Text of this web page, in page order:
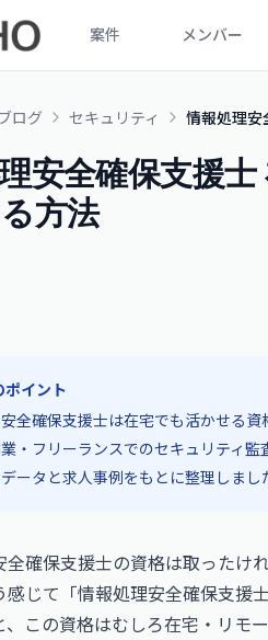
案件 メンバー
ログ セキュリティ 情報処理安
安全確保支援
方法
ポイント
全確保支援士は在宅でも活かせる資
・フリーランスでのセキュリティ監
ータと求人事例をもとに整理しまし
全確保支援士の資格は取った
感じて「情報処理安全確保支援
、この資格はむしろ在宅・リモ